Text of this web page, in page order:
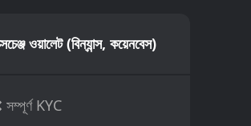
ওয়ালেট (বিন্যান্স, কয়েনবেস)
সম্পূর্ণ KYC